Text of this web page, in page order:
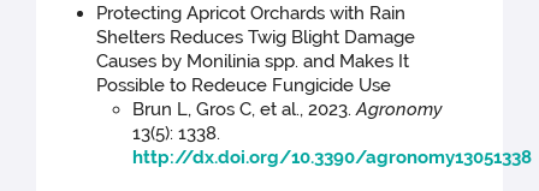
Protecting Apricot Orchards with Rain
Shelters Reduces Twig Blight Damage
Causes by Monilinia spp. and Makes It
Possible to Redeuce Fungicide Use
Brun L, Gros C, et al., 2023.Agronomy
13(5): 1338.
http://dx.doi.org/10.3390/agronomy13051338